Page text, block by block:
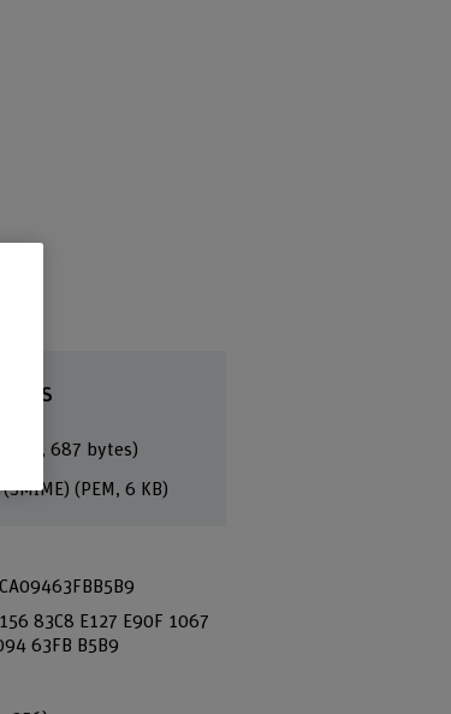
(ASC, 687 bytes)
(PEM, 6 KB)
83C8 E127 E90F 1067
63FB B5B9